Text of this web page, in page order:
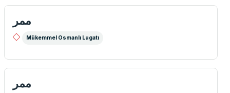
ممر
Mükemmel Osmanlı Lugatı
ممر